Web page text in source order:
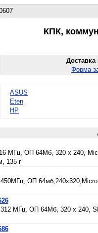
КПК,
Доставка
Форма
ASUS
Eten
HP
МГц, ОП 64Мб, 320 х 240,
135 г
ОП
МГц, ОП 64Мб, 320 х 240,